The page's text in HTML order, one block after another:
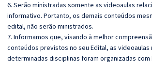
6. Serão ministradas somente as videoaulas
informativo. Portanto, os demais conteúdos
edital, não serão ministrados.
7. Informamos que, visando à melhor
conteúdos previstos no seu Edital, as
determinadas disciplinas foram organizadas com